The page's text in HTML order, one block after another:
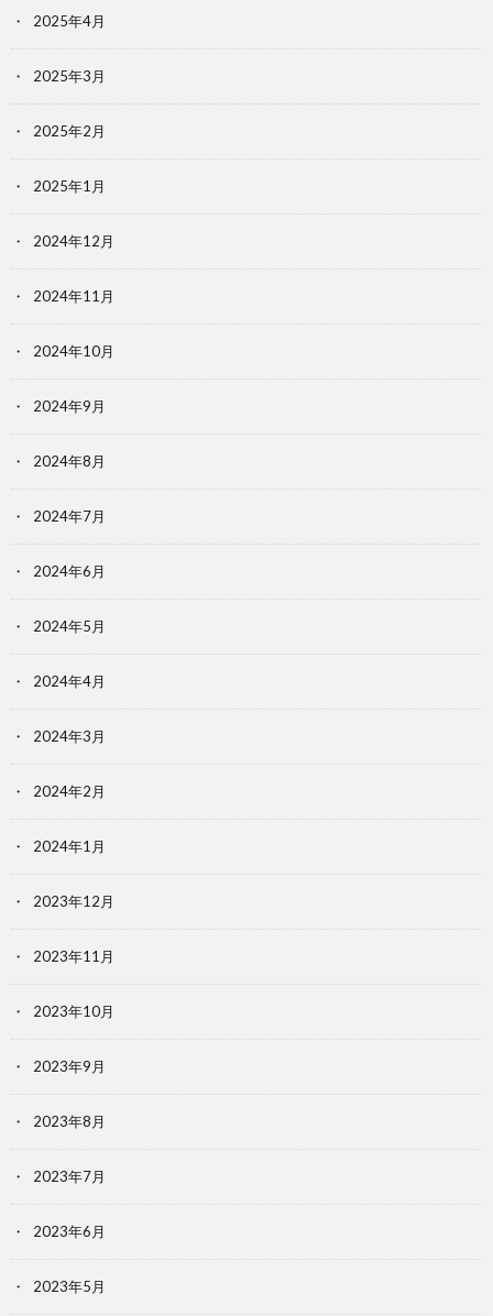
2025年4月
2025年3月
2025年2月
2025年1月
2024年12月
2024年11月
2024年10月
2024年9月
2024年8月
2024年7月
2024年6月
2024年5月
2024年4月
2024年3月
2024年2月
2024年1月
2023年12月
2023年11月
2023年10月
2023年9月
2023年8月
2023年7月
2023年6月
2023年5月